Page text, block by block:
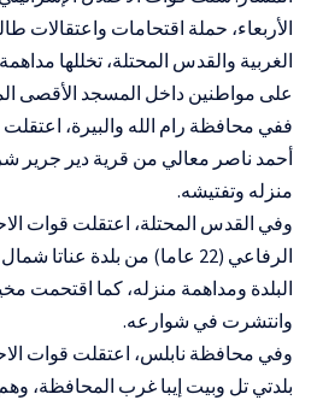
الأربعاء، حملة اقتحامات
الغربية والقدس المحتلة، تخللها
على مواطنين داخل المسجد الأقصى
ففي محافظة رام الله والبيرة،
أحمد ناصر معالي من قرية دير جرير
منزله وتفتيشه.
وفي القدس المحتلة، اعتقلت قوات
الرفاعي (22 عاما) من بلدة
البلدة ومداهمة منزله، كما اقتحمت
وانتشرت في شوارعه.
وفي محافظة نابلس، اعتقلت قوات
بلدتي تل وبيت إيبا غرب المحافظة،